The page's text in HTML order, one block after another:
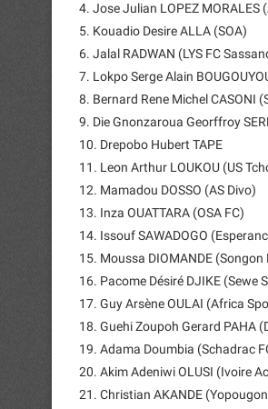
4. Jose Julian LOPEZ MORALES
5. Kouadio Desire ALLA (SOA)
6. Jalal RADWAN (LYS FC
7. Lokpo Serge Alain
8. Bernard Rene Michel CASONI
9. Die Gnonzaroua Georffroy
10. Drepobo Hubert TAPE
11. Leon Arthur LOUKOU (US
12. Mamadou DOSSO (AS Divo)
13. Inza OUATTARA (OSA FC)
14. Issouf SAWADOGO
15. Moussa DIOMANDE (Songon
16. Pacome Désiré DJIKE (Sewe
17. Guy Arsène OULAI (Africa
18. Guehi Zoupoh Gerard PAHA
19. Adama Doumbia (Schadrac
20. Akim Adeniwi OLUSI (Ivoire
21. Christian AKANDE